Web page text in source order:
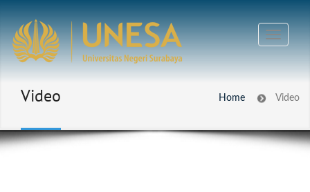
Video Home Video